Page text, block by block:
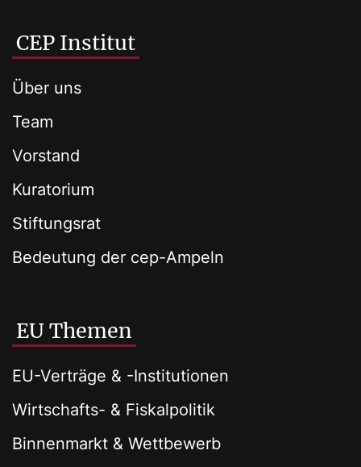
CEP Institut
Über uns
Team
Vorstand
Kuratorium
Stiftungsrat
Bedeutung der cep-Ampeln
EU Themen
EU-Verträge & -Institutionen
Wirtschafts- & Fiskalpolitik
Binnenmarkt & Wettbewerb